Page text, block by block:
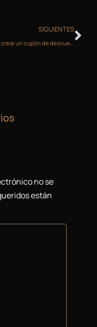
SIGUIENTES
Cómo crear un cupón de descuento fijo por producto en WooCommerce
no se
están